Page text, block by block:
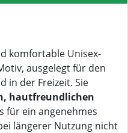
komfortable Unisex-
ausgelegt für den
in der Freizeit. Sie
hautfreundlichen
für ein angenehmes
längerer Nutzung nicht